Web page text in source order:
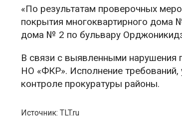
«По результатам проверочных
покрытия многоквартирного дома
дома № 2 по бульвару
В связи с выявленными нарушения
НО «ФКР». Исполнение требований,
контроле прокуратуры районы.
Источник: TLT.ru